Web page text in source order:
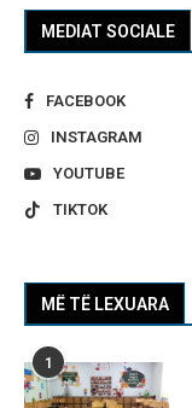
MEDIAT SOCIALE
FACEBOOK
INSTAGRAM
YOUTUBE
TIKTOK
MË TË LEXUARA
1